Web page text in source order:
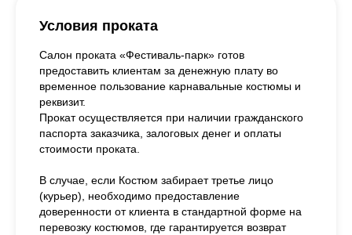
Условия проката
Салон проката «Фестиваль-парк» готов
предоставить клиентам за денежную плату во
временное пользование карнавальные костюмы и
реквизит.
Прокат осуществляется при наличии гражданского
паспорта заказчика, залоговых денег и оплаты
стоимости проката.
В случае, если Костюм забирает третье лицо
(курьер), необходимо предоставление
доверенности от клиента в стандартной форме на
перевозку костюмов, где гарантируется возврат